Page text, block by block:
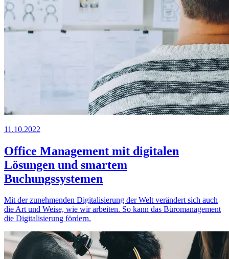
11.10.2022
Office Management mit digitalen
Lösungen und smartem
Buchungssystemen
Mit der zunehmenden Digitalisierung der Welt verändert sich auch
die Art und Weise, wie wir arbeiten. So kann das Büromanagement
die Digitalisierung fördern.